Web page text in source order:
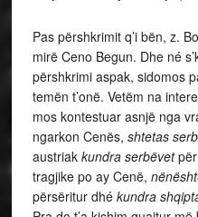
Pas përshkrimit q’i bën, z.
mirë Ceno Begun. Dhe né
përshkrimi aspak, sidomos
temën t’onë. Vetëm na
mos kontestuar asnjë nga
ngarkon Cenës, shtetas
austriak kundra serbëvet
tragjike po ay Cenë,
përsëritur dhé kundra